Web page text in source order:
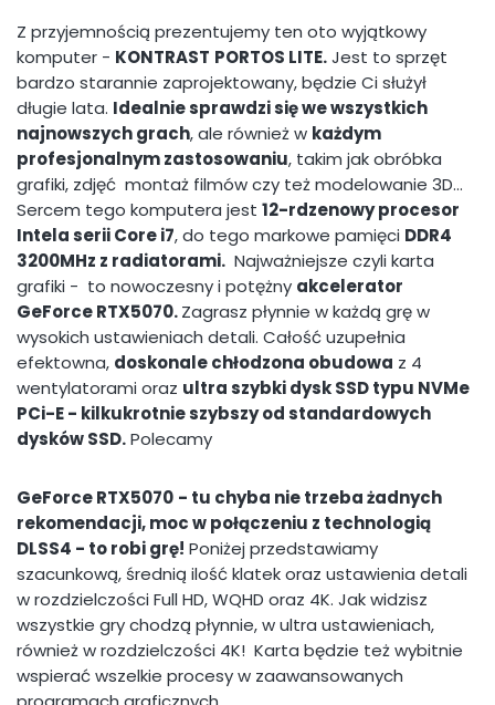
Z przyjemnością prezentujemy ten oto wyjątkowy
komputer - KONTRAST PORTOS LITE.Jest to sprzęt
bardzo starannie zaprojektowany, będzie Ci służył
długie lata. Idealnie sprawdzi się we wszystkich
najnowszych grach, ale również w każdym
profesjonalnym zastosowaniu, takim jak obróbka
grafiki, zdjęć montaż filmów czy też modelowanie 3D...
Sercem tego komputera jest 12-rdzenowy procesor
Intela serii Core i7, do tego markowe pamięci DDR4
3200MHz z radiatorami. Najważniejsze czyli karta
grafiki - to nowoczesny i potężny akcelerator
GeForce RTX5070.Zagrasz płynnie w każdą grę w
wysokich ustawieniach detali. Całość uzupełnia
efektowna, doskonale chłodzona obudowa z 4
wentylatorami oraz ultra szybki dysk SSD typu NVMe
PCi-E - kilkukrotnie szybszy od standardowych
dysków SSD.Polecamy
GeForce RTX5070 - tu chyba nie trzeba żadnych
rekomendacji, moc w połączeniu z technologią
DLSS4 - to robi grę! Poniżej przedstawiamy
szacunkową, średnią ilość klatek oraz ustawienia detali
w rozdzielczości Full HD, WQHD oraz 4K. Jak widzisz
wszystkie gry chodzą płynnie, w ultra ustawieniach,
również w rozdzielczości 4K! Karta będzie też wybitnie
wspierać wszelkie procesy w zaawansowanych